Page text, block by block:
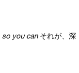
so you can それが、深